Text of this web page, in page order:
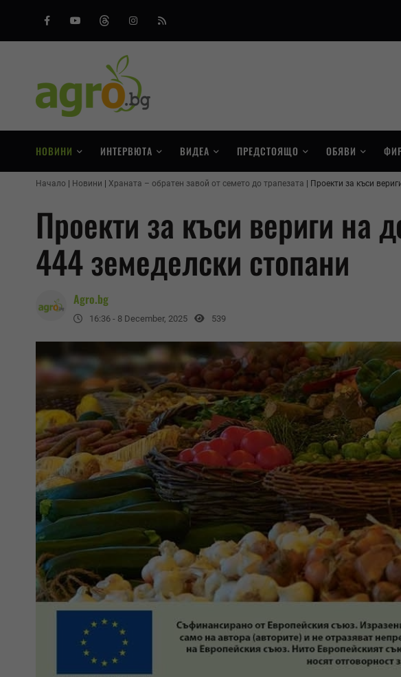
FacebookYoutubeThreadsInstagram
RSS
НОВИНИ ИНТЕРВЮТА ВИДЕА ПРЕДСТОЯЩО ОБЯВИ
Начало Новини Храната – обратен завой от семето до трапезата Проекти за къси
Проекти за къси вериги на
444 земеделски стопани
Agro.bg
16:36 - 8 December, 2025 539